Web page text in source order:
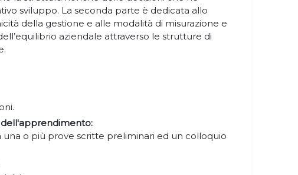
sviluppo. La seconda parte è dedicata allo
della gestione e alle modalità di misurazione e
aziendale attraverso le strutture di
una o più prove scritte preliminari ed un colloquio